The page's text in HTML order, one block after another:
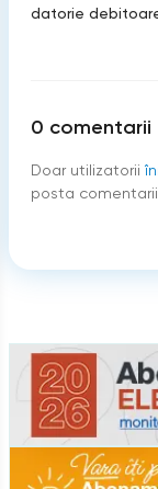
datorie
0 comentarii
Doar utilizatorii
posta